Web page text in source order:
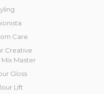
Care
Creative
Master
Gloss
Lift